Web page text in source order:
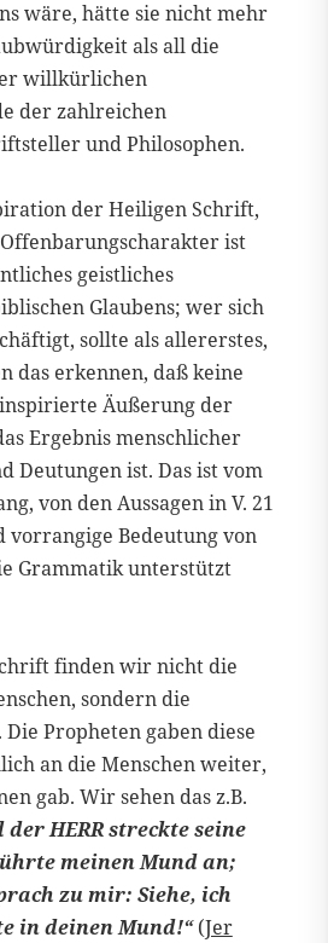
wäre, hätte sie nicht mehr
als all die
willkürlichen
der zahlreichen
und Philosophen.
der Heiligen Schrift,
ist
geistliches
Glaubens; wer sich
sollte als allererstes,
das erkennen, daß keine
Äußerung der
Ergebnis menschlicher
Deutungen ist. Das ist vom
von den Aussagen in V. 21
vorrangige Bedeutung von
Grammatik unterstützt
finden wir nicht die
sondern die
Die Propheten gaben diese
an die Menschen weiter,
gab. Wir sehen das z.B.
der HERR streckte seine
meinen Mund an;
zu mir: Siehe, ich
in deinen Mund!“(Jer